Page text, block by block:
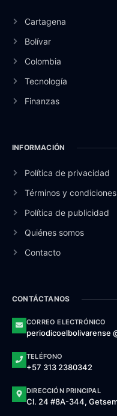
Cartagena
Bolívar
Colombia
Tecnología
Finanzas
INFORMACIÓN
Política de privacidad
Términos y condiciones
Política de publicidad
Quiénes somos
Contacto
CONTÁCTANOS
CORREO ELECTRÓNICO
periodicoelbolivarense
TELÉFONO
+57 313 2380342
DIRECCIÓN PRINCIPAL
Cl. 24 #8A-344,